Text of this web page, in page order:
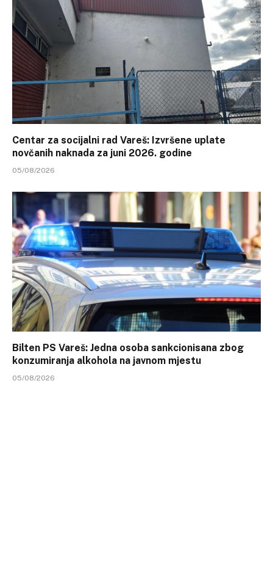
Centar za socijalni rad Vareš: Izvršene uplate
novčanih naknada za juni 2026. godine
05/08/2026
Bilten PS Vareš: Jedna osoba sankcionisana zbog
konzumiranja alkohola na javnom mjestu
05/08/2026